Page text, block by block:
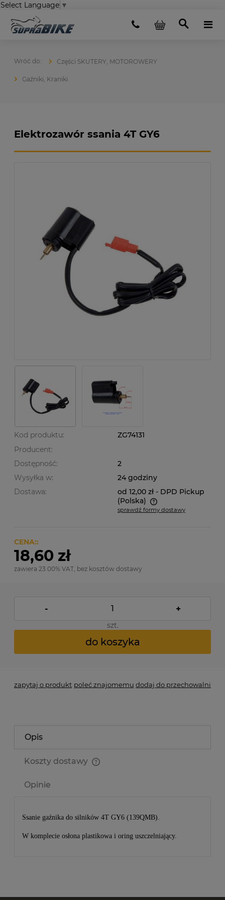
Select Language ▼
Części SKUTERY, MOTOROWERY
Gaźniki, Kraniki
Elektrozawór ssania 4T GY6
Kod produktu:
ZG74131
Producent:
Dostępność:
2
Wysyłka w:
24 godziny
Dostawa:
od 12,00 zł - DPD Pickup
(Polska)
Cena nie zawiera ewentualnych kosztów płatności
sprawdź formy dostawy
CENA::
18,60 zł
zawiera 23.00% VAT, bez kosztów dostawy
- +
szt.
do koszyka
zapytaj o produkt poleć znajomemu dodaj do przechowalni
Opis
Koszty dostawy
Opinie
Ssanie gaźnika do silników 4T GY6 (139QMB).
W komplecie osłona plastikowa i oring uszczelniający.